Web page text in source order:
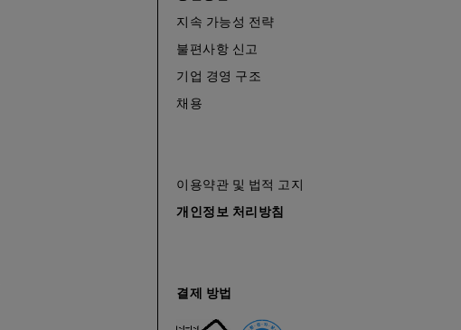
지속 가능성 전략
불편사항 신고
기업 경영 구조
채용
이용약관 및 법적 고지
개인정보 처리방침
결제 방법